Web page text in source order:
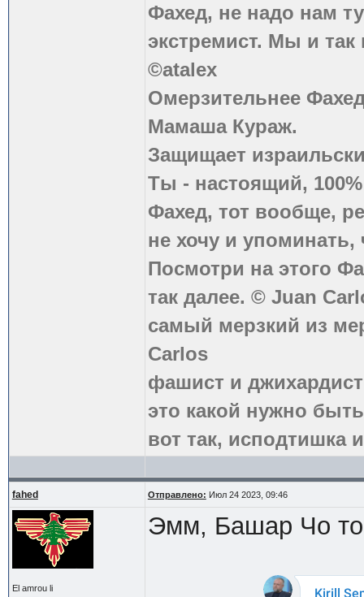
Фахед, не надо нам
экстремист. Мы и
©atalex
Омерзительнее
Мамаша Кураж.
Защищает
Ты - настоящий,
Фахед, тот вообще,
не хочу и
Посмотри на этого
так далее. © Juan
самый мерзкий из
Carlos
фашист и
это какой нужно
вот так, исподтишка
fahed Отправлено: Июл 24 2023, 09:46
El amrou li
Эмм, Башар Чо то